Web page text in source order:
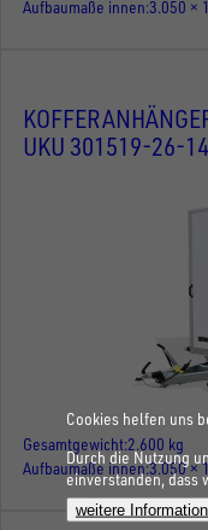
Aufbaumaße innen 3.050 ×
UKU 301519-26-14
Gesamtgewicht 2.600 kg
Aufbaumaße innen 3.050 ×
Cookies helfen uns
Durch die Nutzung
einverstanden, dass
weitere